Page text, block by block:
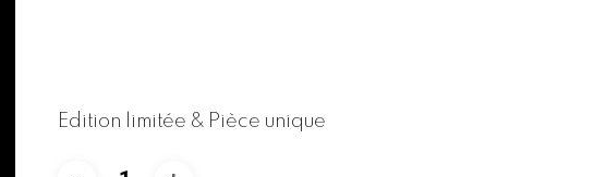
Edition limitée & Pièce unique